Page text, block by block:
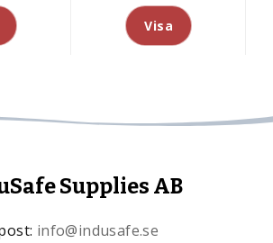
Visa
Supplies AB
info@indusafe.se